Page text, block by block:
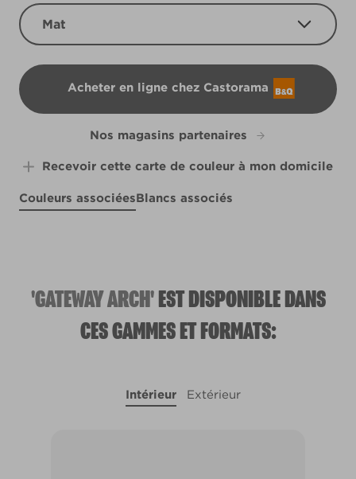
Mat
Acheter en ligne chez Castorama
B&Q
Nos magasins partenaires
Recevoir cette carte de couleur à mon domicile
Couleurs associéesBlancs associés
'GATEWAY ARCH'EST DISPONIBLE DANS
CES GAMMES ET FORMATS:
Intérieur Extérieur